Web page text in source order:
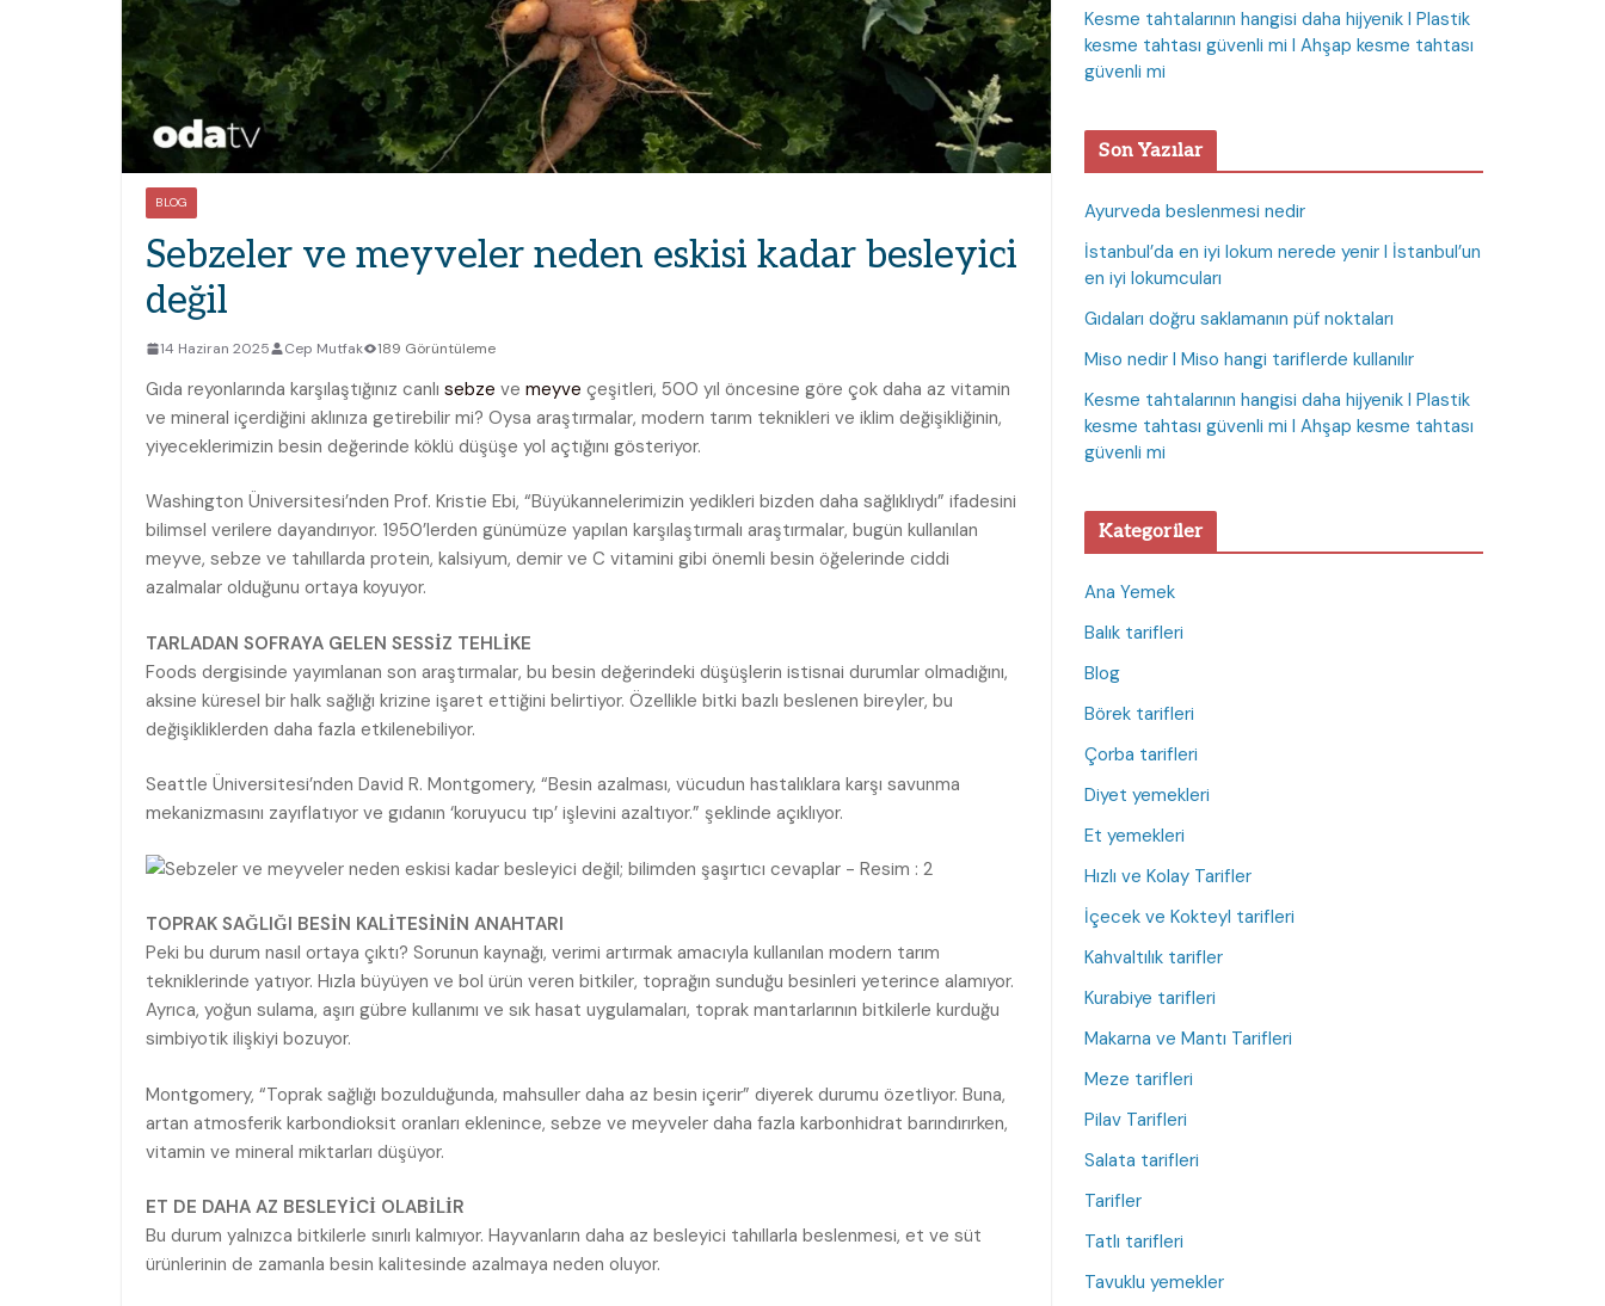
BLOG
Sebzeler ve meyveler neden eskisi kadar besleyici
değil
14 Haziran 2025 Cep Mutfak 189 Görüntüleme
Gıda reyonlarında karşılaştığınız canlı sebze ve meyve çeşitleri, 500 yıl öncesine göre çok daha az vitamin
ve mineral içerdiğini aklınıza getirebilir mi? Oysa araştırmalar, modern tarım teknikleri ve iklim değişikliğinin,
yiyeceklerimizin besin değerinde köklü düşüşe yol açtığını gösteriyor.
Washington Üniversitesi’nden Prof. Kristie Ebi, “Büyükannelerimizin yedikleri bizden daha sağlıklıydı” ifadesini
bilimsel verilere dayandırıyor. 1950’lerden günümüze yapılan karşılaştırmalı araştırmalar, bugün kullanılan
meyve, sebze ve tahıllarda protein, kalsiyum, demir ve C vitamini gibi önemli besin öğelerinde ciddi
azalmalar olduğunu ortaya koyuyor.
TARLADAN SOFRAYA GELEN SESSİZ TEHLİKE
Foods dergisinde yayımlanan son araştırmalar, bu besin değerindeki düşüşlerin istisnai durumlar olmadığını,
aksine küresel bir halk sağlığı krizine işaret ettiğini belirtiyor. Özellikle bitki bazlı beslenen bireyler, bu
değişikliklerden daha fazla etkilenebiliyor.
Seattle Üniversitesi’nden David R. Montgomery, “Besin azalması, vücudun hastalıklara karşı savunma
mekanizmasını zayıflatıyor ve gıdanın ‘koruyucu tıp’ işlevini azaltıyor.” şeklinde açıklıyor.
TOPRAK SAĞLIĞI BESİN KALİTESİNİN ANAHTARI
Peki bu durum nasıl ortaya çıktı? Sorunun kaynağı, verimi artırmak amacıyla kullanılan modern tarım
tekniklerinde yatıyor. Hızla büyüyen ve bol ürün veren bitkiler, toprağın sunduğu besinleri yeterince alamıyor.
Ayrıca, yoğun sulama, aşırı gübre kullanımı ve sık hasat uygulamaları, toprak mantarlarının bitkilerle kurduğu
simbiyotik ilişkiyi bozuyor.
Montgomery, “Toprak sağlığı bozulduğunda, mahsuller daha az besin içerir” diyerek durumu özetliyor. Buna,
artan atmosferik karbondioksit oranları eklenince, sebze ve meyveler daha fazla karbonhidrat barındırırken,
vitamin ve mineral miktarları düşüyor.
ET DE DAHA AZ BESLEYİCİ OLABİLİR
Bu durum yalnızca bitkilerle sınırlı kalmıyor. Hayvanların daha az besleyici tahıllarla beslenmesi, et ve süt
ürünlerinin de zamanla besin kalitesinde azalmaya neden oluyor.
Kesme tahtalarının hangisi daha hijyenik I Plastik
kesme tahtası güvenli mi I Ahşap kesme tahtası
güvenli mi
Son Yazılar
Ayurveda beslenmesi nedir
İstanbul’da en iyi lokum nerede yenir I İstanbul’un
en iyi lokumcuları
Gıdaları doğru saklamanın püf noktaları
Miso nedir I Miso hangi tariflerde kullanılır
Kesme tahtalarının hangisi daha hijyenik I Plastik
kesme tahtası güvenli mi I Ahşap kesme tahtası
güvenli mi
Kategoriler
Ana Yemek
Balık tarifleri
Blog
Börek tarifleri
Çorba tarifleri
Diyet yemekleri
Et yemekleri
Hızlı ve Kolay Tarifler
İçecek ve Kokteyl tarifleri
Kahvaltılık tarifler
Kurabiye tarifleri
Makarna ve Mantı Tarifleri
Meze tarifleri
Pilav Tarifleri
Salata tarifleri
Tarifler
Tatlı tarifleri
Tavuklu yemekler